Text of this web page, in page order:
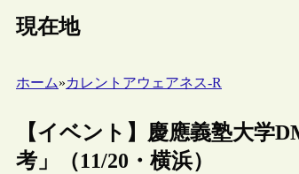
現在地
ホーム»カレントアウェアネス-R
【イベント】慶應義塾大学
考」（11/20・横浜）